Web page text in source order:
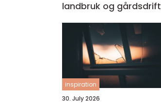
landbruk og gårdsdrift
inspiration
30. July 2026